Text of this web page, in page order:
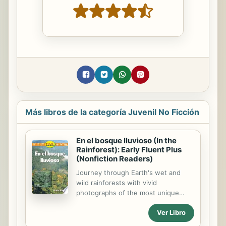
Más libros de la categoría Juvenil No Ficción
En el bosque lluvioso (In the
Rainforest): Early Fluent Plus
(Nonfiction Readers)
Journey through Earth's wet and
wild rainforests with vivid
photographs of the most unique
plants and animals in the world's
most untouched forests. Readers
are introduced to the importance of
Ver Libro